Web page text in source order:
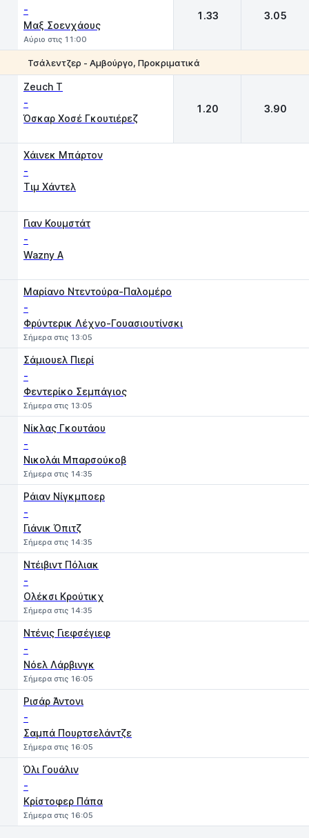
-
Μαξ Σοενχάους
Αύριο στις 11:00
1.33 3.05
Τσάλεντζερ - Αμβούργο, Προκριματικά
Zeuch T
-
Όσκαρ Χοσέ Γκουτιέρεζ
1.20 3.90
Χάινεκ Μπάρτον
-
Τιμ Χάντελ
Γιαν Κουμστάτ
-
Wazny A
Μαρίανο Ντεντούρα-Παλομέρο
-
Φρύντερικ Λέχνο-Γουασιουτίνσκι
Σήμερα στις 13:05
Σάμιουελ Πιερί
-
Φεντερίκο Σεμπάγιος
Σήμερα στις 13:05
Νίκλας Γκουτάου
-
Νικολάι Μπαρσούκοβ
Σήμερα στις 14:35
Ράιαν Νίγκμποερ
-
Γιάνικ Όπιτζ
Σήμερα στις 14:35
Ντέιβιντ Πόλιακ
-
Ολέκσι Κρούτικχ
Σήμερα στις 14:35
Ντένις Γιεφσέγιεφ
-
Νόελ Λάρβινγκ
Σήμερα στις 16:05
Ρισάρ Άντονι
-
Σαμπά Πουρτσελάντζε
Σήμερα στις 16:05
Όλι Γουάλιν
-
Κρίστοφερ Πάπα
Σήμερα στις 16:05